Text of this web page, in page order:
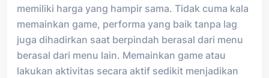
memiliki harga yang hampir sama. Tidak cuma kala
memainkan game, performa yang baik tanpa lag
juga dihadirkan saat berpindah berasal dari menu
berasal dari menu lain. Memainkan game atau
lakukan aktivitas secara aktif sedikit menjadikan